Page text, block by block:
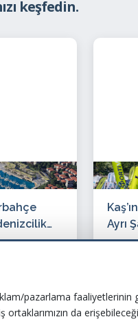
keşfedin.
Ayrı
pazarlama faaliyetlerinin
da